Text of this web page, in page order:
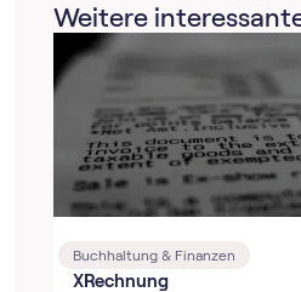
Weitere
Buchhaltung & Finanzen
XRechnung